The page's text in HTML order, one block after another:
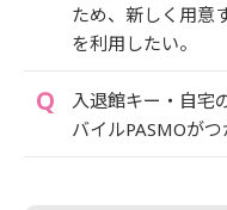
ため、新しく用意
を利用したい。
入退館キー・自宅
バイルPASMOがつ